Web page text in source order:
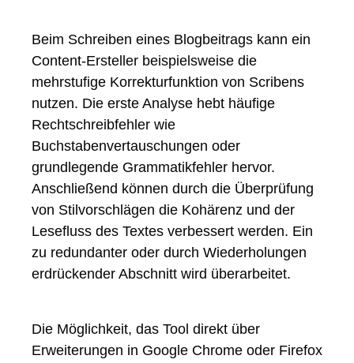
Beim Schreiben eines Blogbeitrags kann ein
Content-Ersteller beispielsweise die
mehrstufige Korrekturfunktion von Scribens
nutzen. Die erste Analyse hebt häufige
Rechtschreibfehler wie
Buchstabenvertauschungen oder
grundlegende Grammatikfehler hervor.
Anschließend können durch die Überprüfung
von Stilvorschlägen die Kohärenz und der
Lesefluss des Textes verbessert werden. Ein
zu redundanter oder durch Wiederholungen
erdrückender Abschnitt wird überarbeitet.
Die Möglichkeit, das Tool direkt über
Erweiterungen in Google Chrome oder Firefox